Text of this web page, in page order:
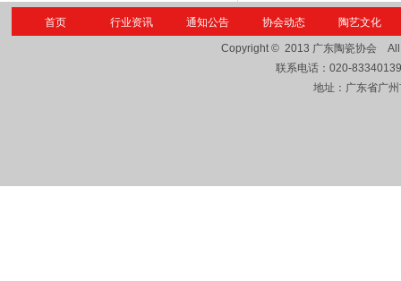
首页 行业资讯 通知公告 协会动态 陶艺文化
Copyright © 2013 广东陶瓷协会
联系电话： 020-
地址：广东省广